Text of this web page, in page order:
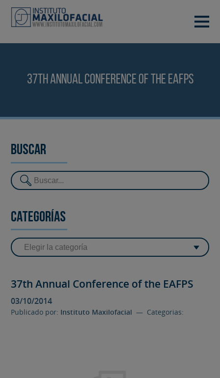
37th Annual Conference of the EAFPS
Buscar
Categorías
37th Annual Conference of the EAFPS
03/10/2014
Publicado por: Instituto Maxilofacial — Categorias: